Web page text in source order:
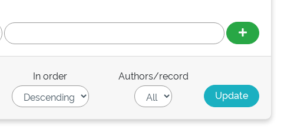
In order Authors/record